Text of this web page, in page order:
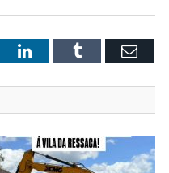
LinkedInTumblr Email